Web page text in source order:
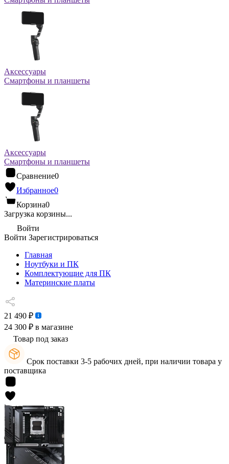
Аксессуары
Смартфоны и планшеты
Аксессуары
Смартфоны и планшеты
Сравнение0
Избранное0
Корзина0
Загрузка корзины...
Войти
Войти Зарегистрироваться
Главная
Ноутбуки и ПК
Комплектующие для ПК
Материнские платы
21 490 ₽
24 300 ₽ в магазине
Товар под заказ
Срок поставки 3-5 рабочих дней, при наличии товара у
поставщика